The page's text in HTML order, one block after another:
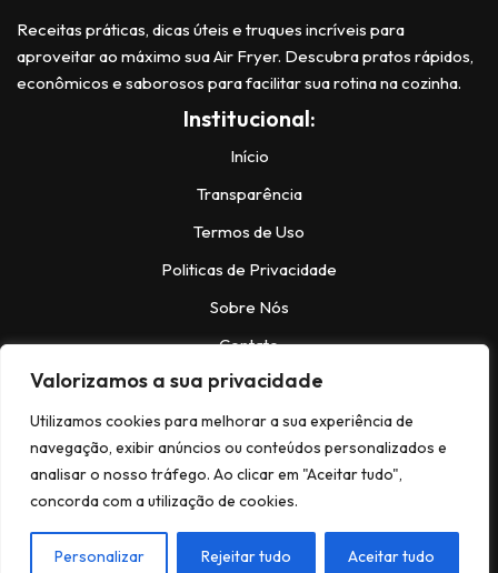
Valorizamos a sua privacidade
Utilizamos cookies para melhorar a sua experiência de
navegação, exibir anúncios ou conteúdos personalizados e
analisar o nosso tráfego. Ao clicar em "Aceitar tudo",
concorda com a utilização de cookies.
Personalizar Rejeitar tudo Aceitar tudo
Receitas práticas, dicas úteis e truques incríveis para
aproveitar ao máximo sua Air Fryer. Descubra pratos rápidos,
econômicos e saborosos para facilitar sua rotina na cozinha.
Institucional:
Início
Transparência
Termos de Uso
Politicas de Privacidade
Sobre Nós
Contato
Contatos:
@https://www.instagram.com/bela.receitas_/
facebook.com/NeveNews
© Copyright 2024,Todos os Direitos